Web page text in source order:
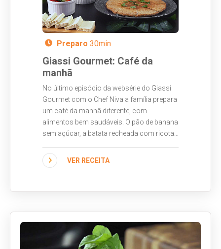
Preparo 30min
Giassi Gourmet: Café da
manhã
No último episódio da websérie do Giassi
Gourmet com o Chef Niva a família prepara
um café da manhã diferente, com
alimentos bem saudáveis. O pão de banana
sem açúcar, a batata recheada com ricota
saborosa e cheia de nutrientes. Todos os
ingredientes você encontra no Giassi.
o seu café especial!
VER RECEITA